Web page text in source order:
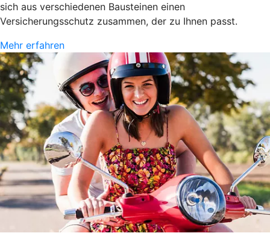
sich aus verschiedenen Bausteinen einen
Versicherungsschutz zusammen, der zu Ihnen passt.
Mehr erfahren